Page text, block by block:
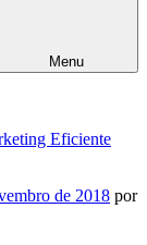
Menu
Eficiente
de 2018 por